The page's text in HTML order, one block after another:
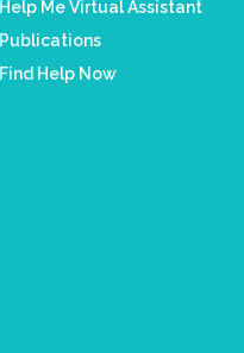
Help Me Virtual Assistant
Publications
Find Help Now